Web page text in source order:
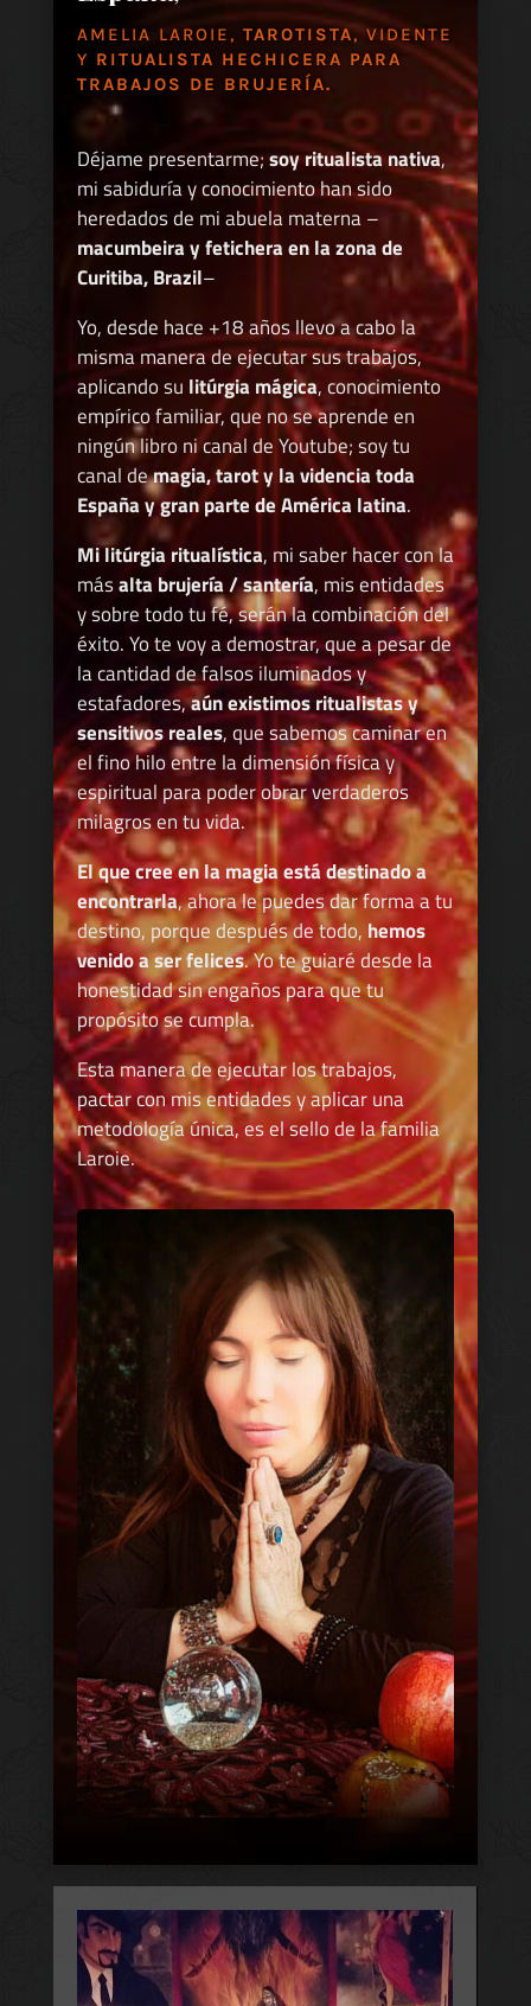
AMELIA LAROIE, TAROTISTA, VIDENTE
Y RITUALISTA HECHICERA PARA
TRABAJOS DE BRUJERÍA.
Déjame presentarme;soy ritualista nativa,
mi sabiduría y conocimiento han sido
heredados de mi abuela materna –
macumbeira y fetichera en la zona de
Curitiba, Brazil–
Yo, desde hace +18 años llevo a cabo la
misma manera de ejecutar sus trabajos,
aplicando su litúrgia mágica, conocimiento
empírico familiar, que no se aprende en
ningún libro ni canal de Youtube; soy tu
canal demagia, tarot y la videncia toda
España y gran parte de América latina.
Mi litúrgia ritualística, mi saber hacer con la
másalta brujería / santería, mis entidades
y sobre todo tu fé, serán la combinación del
éxito. Yo te voy a demostrar, que a pesar de
la cantidad de falsos iluminados y
estafadores,aún existimos ritualistas y
sensitivos reales, que sabemos caminar en
el fino hilo entre la dimensión física y
espiritual para poder obrar verdaderos
milagros en tu vida.
El que cree en la magia está destinado a
encontrarla, ahora le puedes dar forma a tu
destino, porque después de todo, hemos
venido a ser felices. Yo te guiaré desde la
honestidad sin engaños para que tu
propósito se cumpla.
Esta manera de ejecutar los trabajos,
pactar con mis entidades y aplicar una
metodología única, es el sello de la familia
Laroie.